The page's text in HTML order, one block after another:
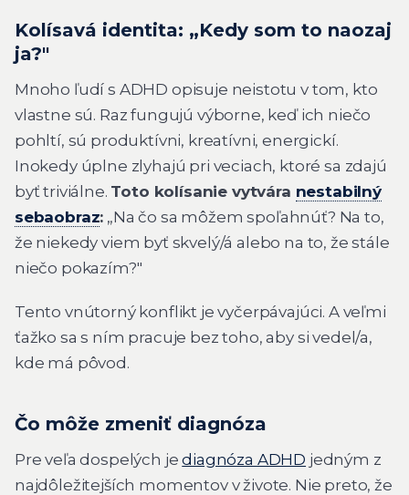
Kolísavá identita: „Kedy som to naozaj
ja?"
Mnoho ľudí s ADHD opisuje neistotu v tom, kto
vlastne sú. Raz fungujú výborne, keď ich niečo
pohltí, sú produktívni, kreatívni, energickí.
Inokedy úplne zlyhajú pri veciach, ktoré sa zdajú
byť triviálne. Toto kolísanie vytvára nestabilný
sebaobraz: „Na čo sa môžem spoľahnúť? Na to,
že niekedy viem byť skvelý/á alebo na to, že stále
niečo pokazím?"
Tento vnútorný konflikt je vyčerpávajúci. A veľmi
ťažko sa s ním pracuje bez toho, aby si vedel/a,
kde má pôvod.
Čo môže zmeniť diagnóza
Pre veľa dospelých jediagnóza ADHD jedným z
najdôležitejších momentov v živote. Nie preto, že